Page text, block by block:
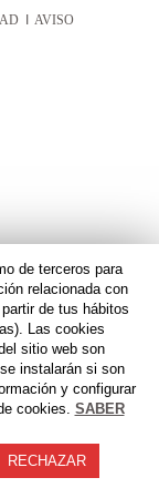
AVISO
de terceros para
relacionada con
de tus hábitos
Las cookies
sitio web son
instalarán si son
y configurar
cookies. SABER
RECHAZAR